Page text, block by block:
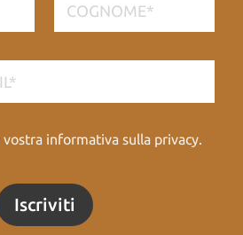
m
P
v
a
vostra informativa sulla privacy.
Iscriviti